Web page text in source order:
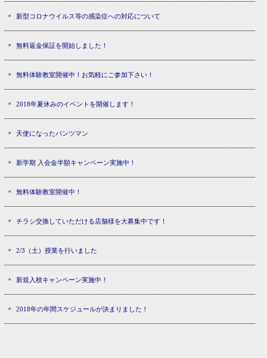
新型コロナウイルス等の感染症への対応について
無料返金保証を開始しました！
無料体験教室開催中！お気軽にご参加下さい！
2018年夏休みのイベントを開催します！
天使になったパンツマン
新学期 入会金半額キャンペーン実施中！
無料体験教室開催中！
チラシ交換していただける店舗様を大募集中です！
2/3（土）授業を行いました
新規入校キャンペーン実施中！
2018年の年間スケジュールが決まりました！